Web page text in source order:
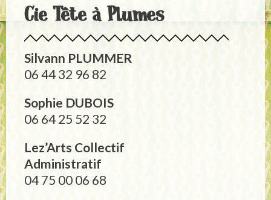
Cie Tête à Plumes
Silvann PLUMMER
06 44 32 96 82
Sophie DUBOIS
06 64 25 52 32
Lez’Arts Collectif
Administratif
04 75 00 06 68